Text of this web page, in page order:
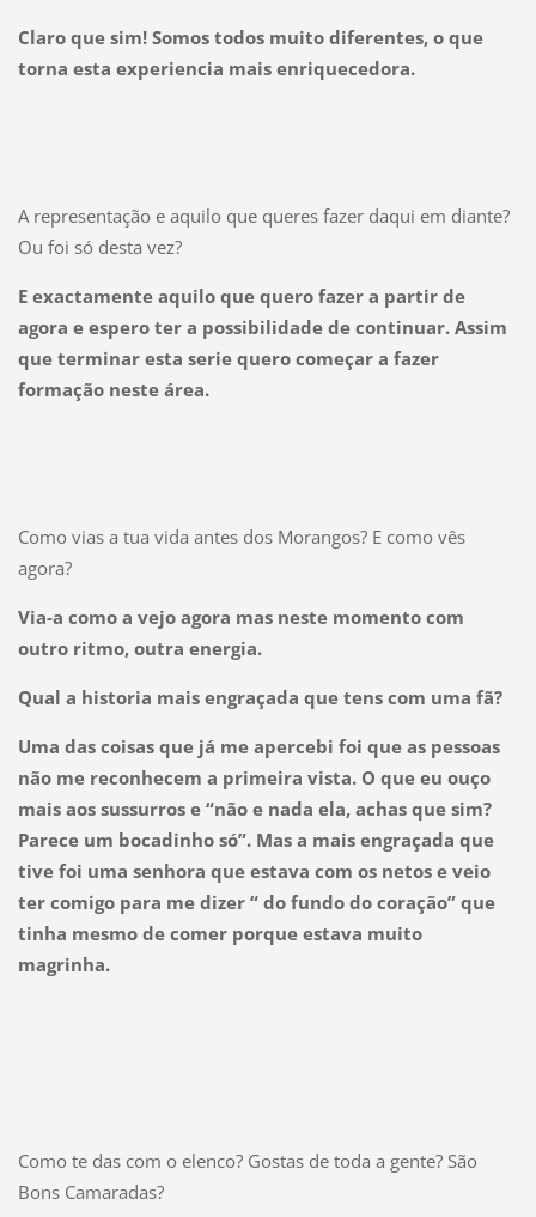
Claro que sim! Somos todos muito diferentes, o que
torna esta experiencia mais enriquecedora.
A representação e aquilo que queres fazer daqui em diante?
Ou foi só desta vez?
E exactamente aquilo que quero fazer a partir de
agora e espero ter a possibilidade de continuar. Assim
que terminar esta serie quero começar a fazer
formação neste área.
Como vias a tua vida antes dos Morangos? E como vês
agora?
Via-a como a vejo agora mas neste momento com
outro ritmo, outra energia.
Qual a historia mais engraçada que tens com uma fã?
Uma das coisas que já me apercebi foi que as pessoas
não me reconhecem a primeira vista. O que eu ouço
mais aos sussurros e “não e nada ela, achas que sim?
Parece um bocadinho só”. Mas a mais engraçada que
tive foi uma senhora que estava com os netos e veio
ter comigo para me dizer “ do fundo do coração” que
tinha mesmo de comer porque estava muito
magrinha.
Como te das com o elenco? Gostas de toda a gente? São
Bons Camaradas?